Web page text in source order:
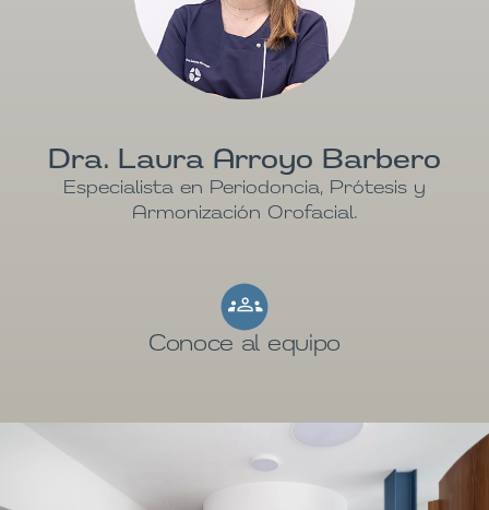
Dra. Laura Arroyo Barbero
Especialista en Periodoncia, Prótesis y
Armonización Orofacial.
Conoce al equipo